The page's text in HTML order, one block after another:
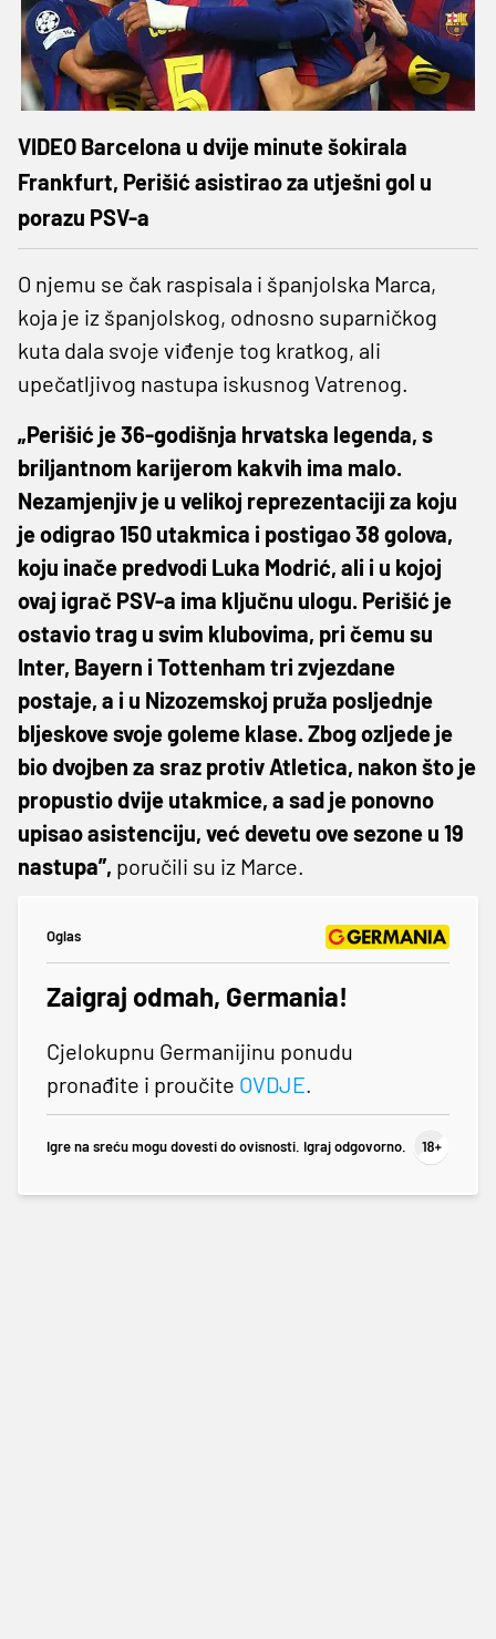
VIDEO Barcelona u dvije minute šokirala
Frankfurt, Perišić asistirao za utješni gol u
porazu PSV-a
O njemu se čak raspisala i španjolska Marca,
koja je iz španjolskog, odnosno suparničkog
kuta dala svoje viđenje tog kratkog, ali
upečatljivog nastupa iskusnog Vatrenog.
„Perišić je 36-godišnja hrvatska legenda, s
briljantnom karijerom kakvih ima malo.
Nezamjenjiv je u velikoj reprezentaciji za koju
je odigrao 150 utakmica i postigao 38 golova,
koju inače predvodi Luka Modrić, ali i u kojoj
ovaj igrač PSV-a ima ključnu ulogu. Perišić je
ostavio trag u svim klubovima, pri čemu su
Inter, Bayern i Tottenham tri zvjezdane
postaje, a i u Nizozemskoj pruža posljednje
bljeskove svoje goleme klase. Zbog ozljede je
bio dvojben za sraz protiv Atletica, nakon što je
propustio dvije utakmice, a sad je ponovno
upisao asistenciju, već devetu ove sezone u 19
nastupa”, poručili su iz Marce.
Oglas
Zaigraj odmah, Germania!
Cjelokupnu Germanijinu ponudu
pronađite i proučite OVDJE.
Igre na sreću mogu dovesti do ovisnosti. Igraj odgovorno.